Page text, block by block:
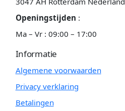
Openingstijden :
Ma – Vr : 09:00 – 17:00
Informatie
Algemene voorwaarden
Privacy verklaring
Betalingen